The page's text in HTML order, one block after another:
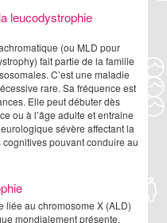
leucodystrophie
(ou MLD pour
fait partie de la famille
C’est une maladie
rare. Sa fréquence est
Elle peut débuter dès
ou à l’âge adulte et entraine
sévère affectant la
pouvant conduire au
liée au chromosome X (ALD)
mondialement présente,